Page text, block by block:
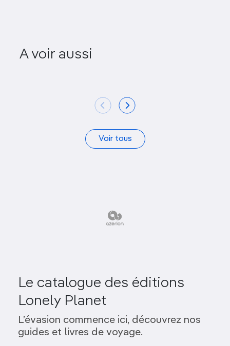
A voir aussi
Bonniers Konsthall
Voir tous
Le catalogue des éditions
Lonely Planet
L’évasion commence ici, découvrez nos
guides et livres de voyage.